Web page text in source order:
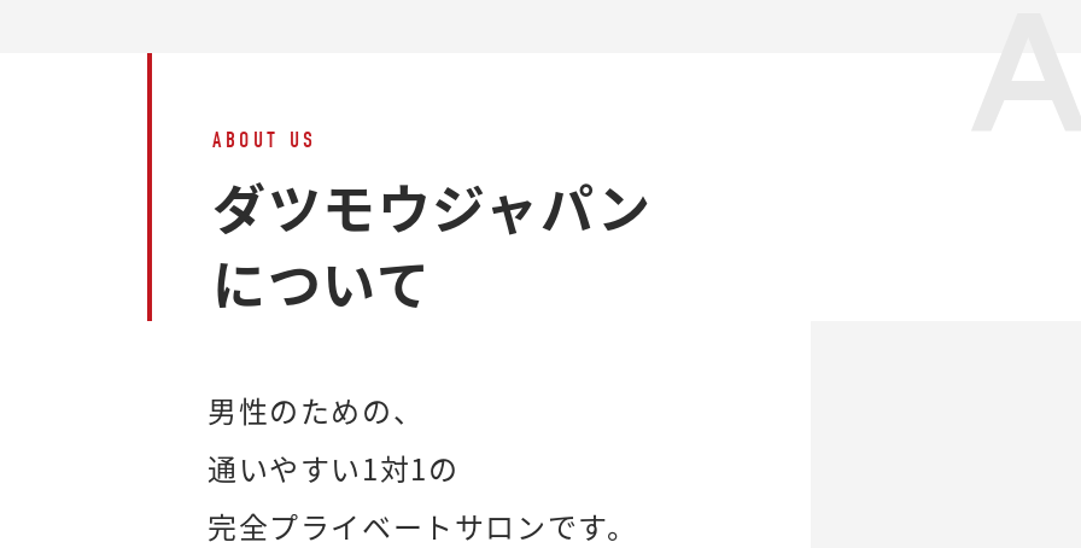
ABOUT US
ダツモウジャパン
について
男性のための、
通いやすい1対1の
完全プライベートサロンです。